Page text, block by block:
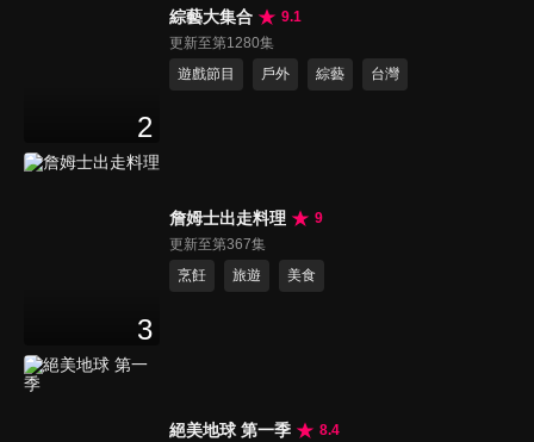
2
綜藝大集合
9.1
更新至第1280集
遊戲節目
戶外 綜藝 台灣
3
詹姆士出走料理
9
更新至第367集
烹飪
旅遊 美食
絕美地球 第一季 8.4